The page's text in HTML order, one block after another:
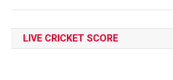
LIVE CRICKET SCORE